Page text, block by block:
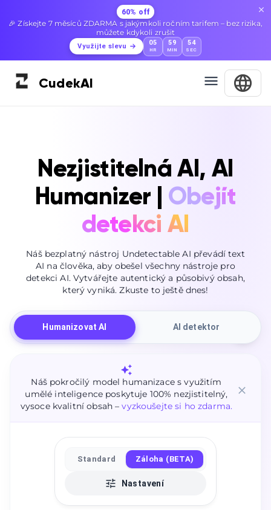
60% off
🎉 Získejte 7 měsíců ZDARMA s jakýmkoli ročním tarifem – bez rizika,
můžete kdykoli zrušit
Využijte slevu 05
HR
59
MIN
53
SEC
CudekAI
Nezjistitelná AI, AI
Humanizer | Obejít
detekci AI
Náš bezplatný nástroj Undetectable AI převádí text
AI na člověka, aby obešel všechny nástroje pro
detekci AI. Vytvářejte autentický a působivý obsah,
který vyniká. Zkuste to ještě dnes!
Humanizovat AI AI detektor
Náš pokročilý model humanizace s využitím
umělé inteligence poskytuje 100% nezjistitelný,
vysoce kvalitní obsah – vyzkoušejte si ho zdarma.
Standard Záloha (BETA)
Nastavení